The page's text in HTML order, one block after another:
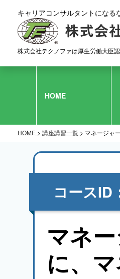
キャリアコンサルタントにな
株式会社テクノファは厚生労働大臣
HOME
HOME > 講座講習一覧 > マネージャ
コースID
マネ
に、